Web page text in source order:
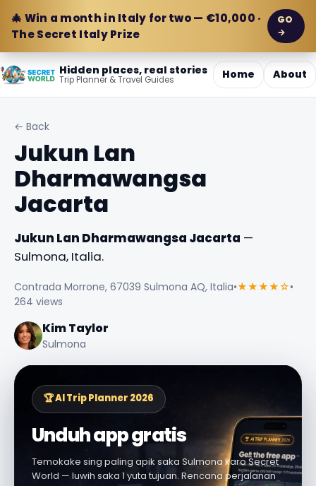
🎄 Win a month in Italy for two — €10,000 ·
The Secret Italy Prize
GO
→
Hidden places, real stories
Trip Planner & Travel Guides Home About
← Back
Jukun Lan
Dharmawangsa
Jacarta
Jukun Lan Dharmawangsa Jacarta —
Sulmona, Italia.
Contrada Morrone, 67039 Sulmona AQ, Italia•★★★★☆•
264 views
Kim Taylor
Sulmona
🏆 AI Trip Planner 2026
Unduh app gratis
Temokake sing paling apik saka Sulmona karo Secret
World — luwih saka 1 yuta tujuan. Rencana perjalanan